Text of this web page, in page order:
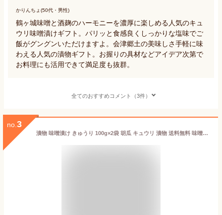
かりんちょ(50代・男性)
鶴ヶ城味噌と酒麹のハーモニーを濃厚に楽しめる人気のキュ
ウリ味噌漬けギフト。パリッと食感良くしっかりな塩味でご
飯がグングンいただけますよ。会津郷土の美味しさ手軽に味
わえる人気の漬物ギフト。お握りの具材などアイデア次第で
お料理にも活用できて満足度も抜群。
全てのおすすめコメント（3件）
no. 3
漬物 味噌漬け きゅうり 100g×2袋 胡瓜 キュウリ 漬物 送料無料 味噌漬 お買い物 ポイント消化 発酵食品 みそづけ グルメ食品 ご飯のお供 お取り寄せ おかず 常温 保存 惣菜 メール便 おつけもの 福島 KM FP